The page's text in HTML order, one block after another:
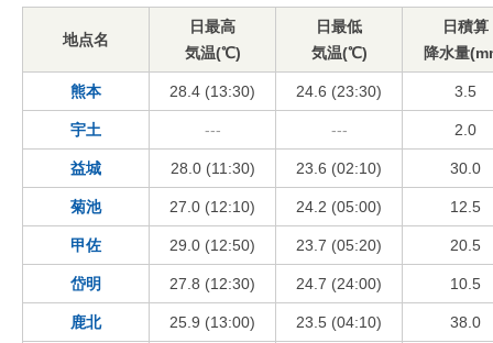
地点名
日最高
気温(℃)
日最低
気温(℃)
日積算
降水量
熊本 28.4 (13:30) 24.6 (23:30) 3.5
宇土 --- --- 2.0
益城 28.0 (11:30) 23.6 (02:10) 30.0
菊池 27.0 (12:10) 24.2 (05:00) 12.5
甲佐 29.0 (12:50) 23.7 (05:20) 20.5
岱明 27.8 (12:30) 24.7 (24:00) 10.5
鹿北 25.9 (13:00) 23.5 (04:10) 38.0